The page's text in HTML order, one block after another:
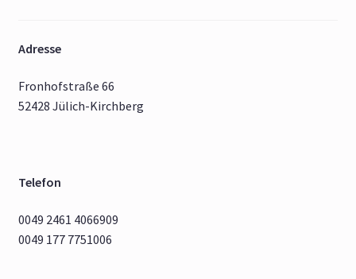
Adresse
Fronhofstraße 66
52428 Jülich-Kirchberg
Telefon
0049 2461 4066909
0049 177 7751006